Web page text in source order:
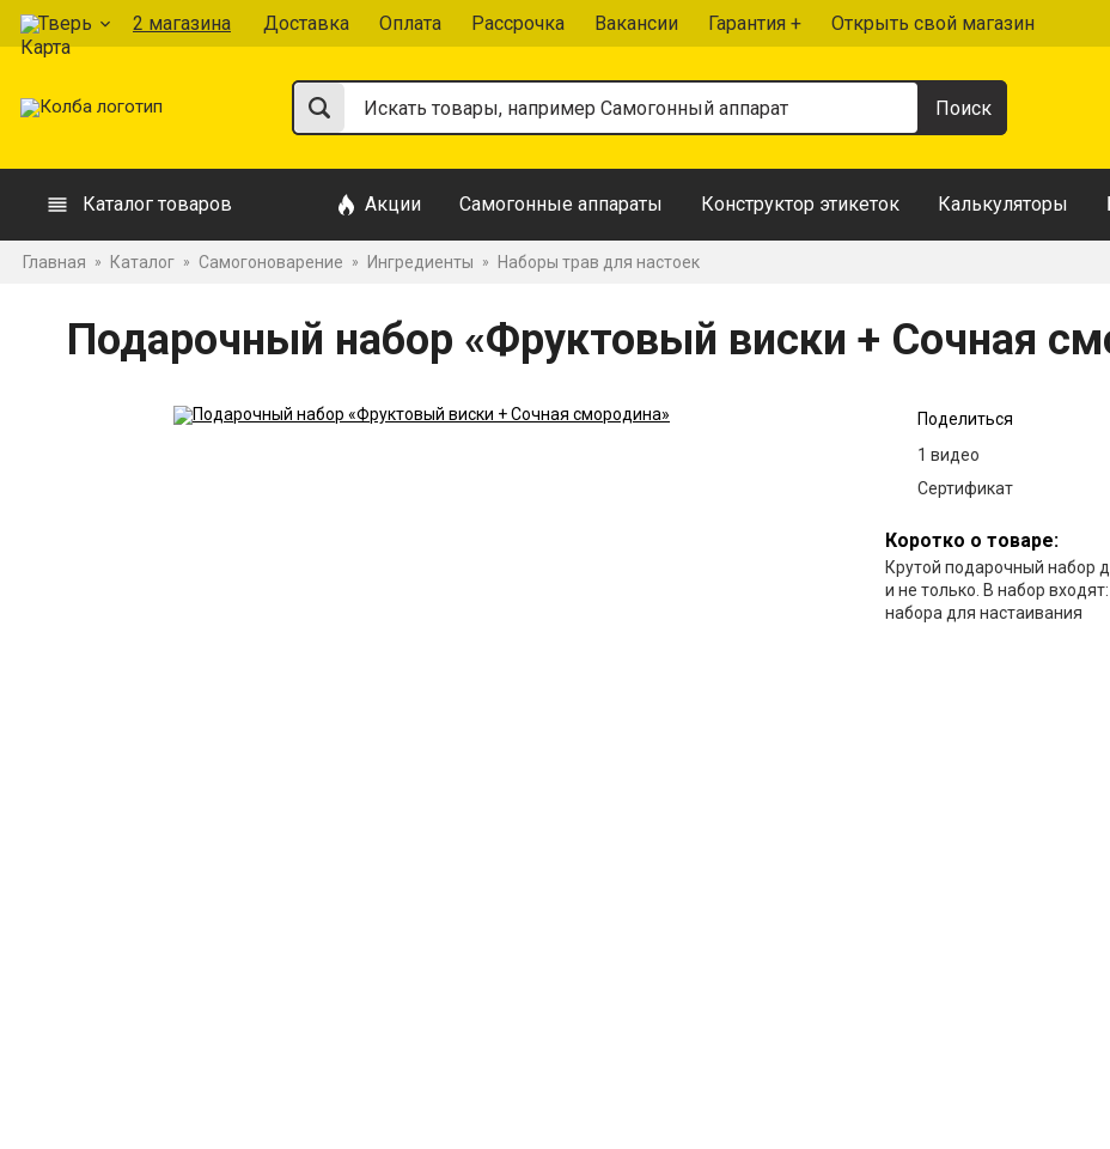
Тверь 2 магазина Доставка Оплата Рассрочка Вакансии Гарантия + Открыть свой магазин
Каталог товаров Акции Самогонные аппараты Конструктор этикеток Калькуляторы
Главная » Каталог » Самогоноварение » Ингредиенты » Наборы трав для настоек
Подарочный набор «Фруктовый виски + Сочная
Поделиться
1 видео
Сертификат
Коротко о товаре:
Крутой подарочный набор
и не только. В набор
набора для настаивания